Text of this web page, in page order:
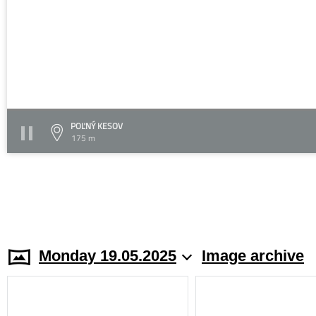
POĽNÝ KESOV
175 m
Monday 19.05.2025 Image archive